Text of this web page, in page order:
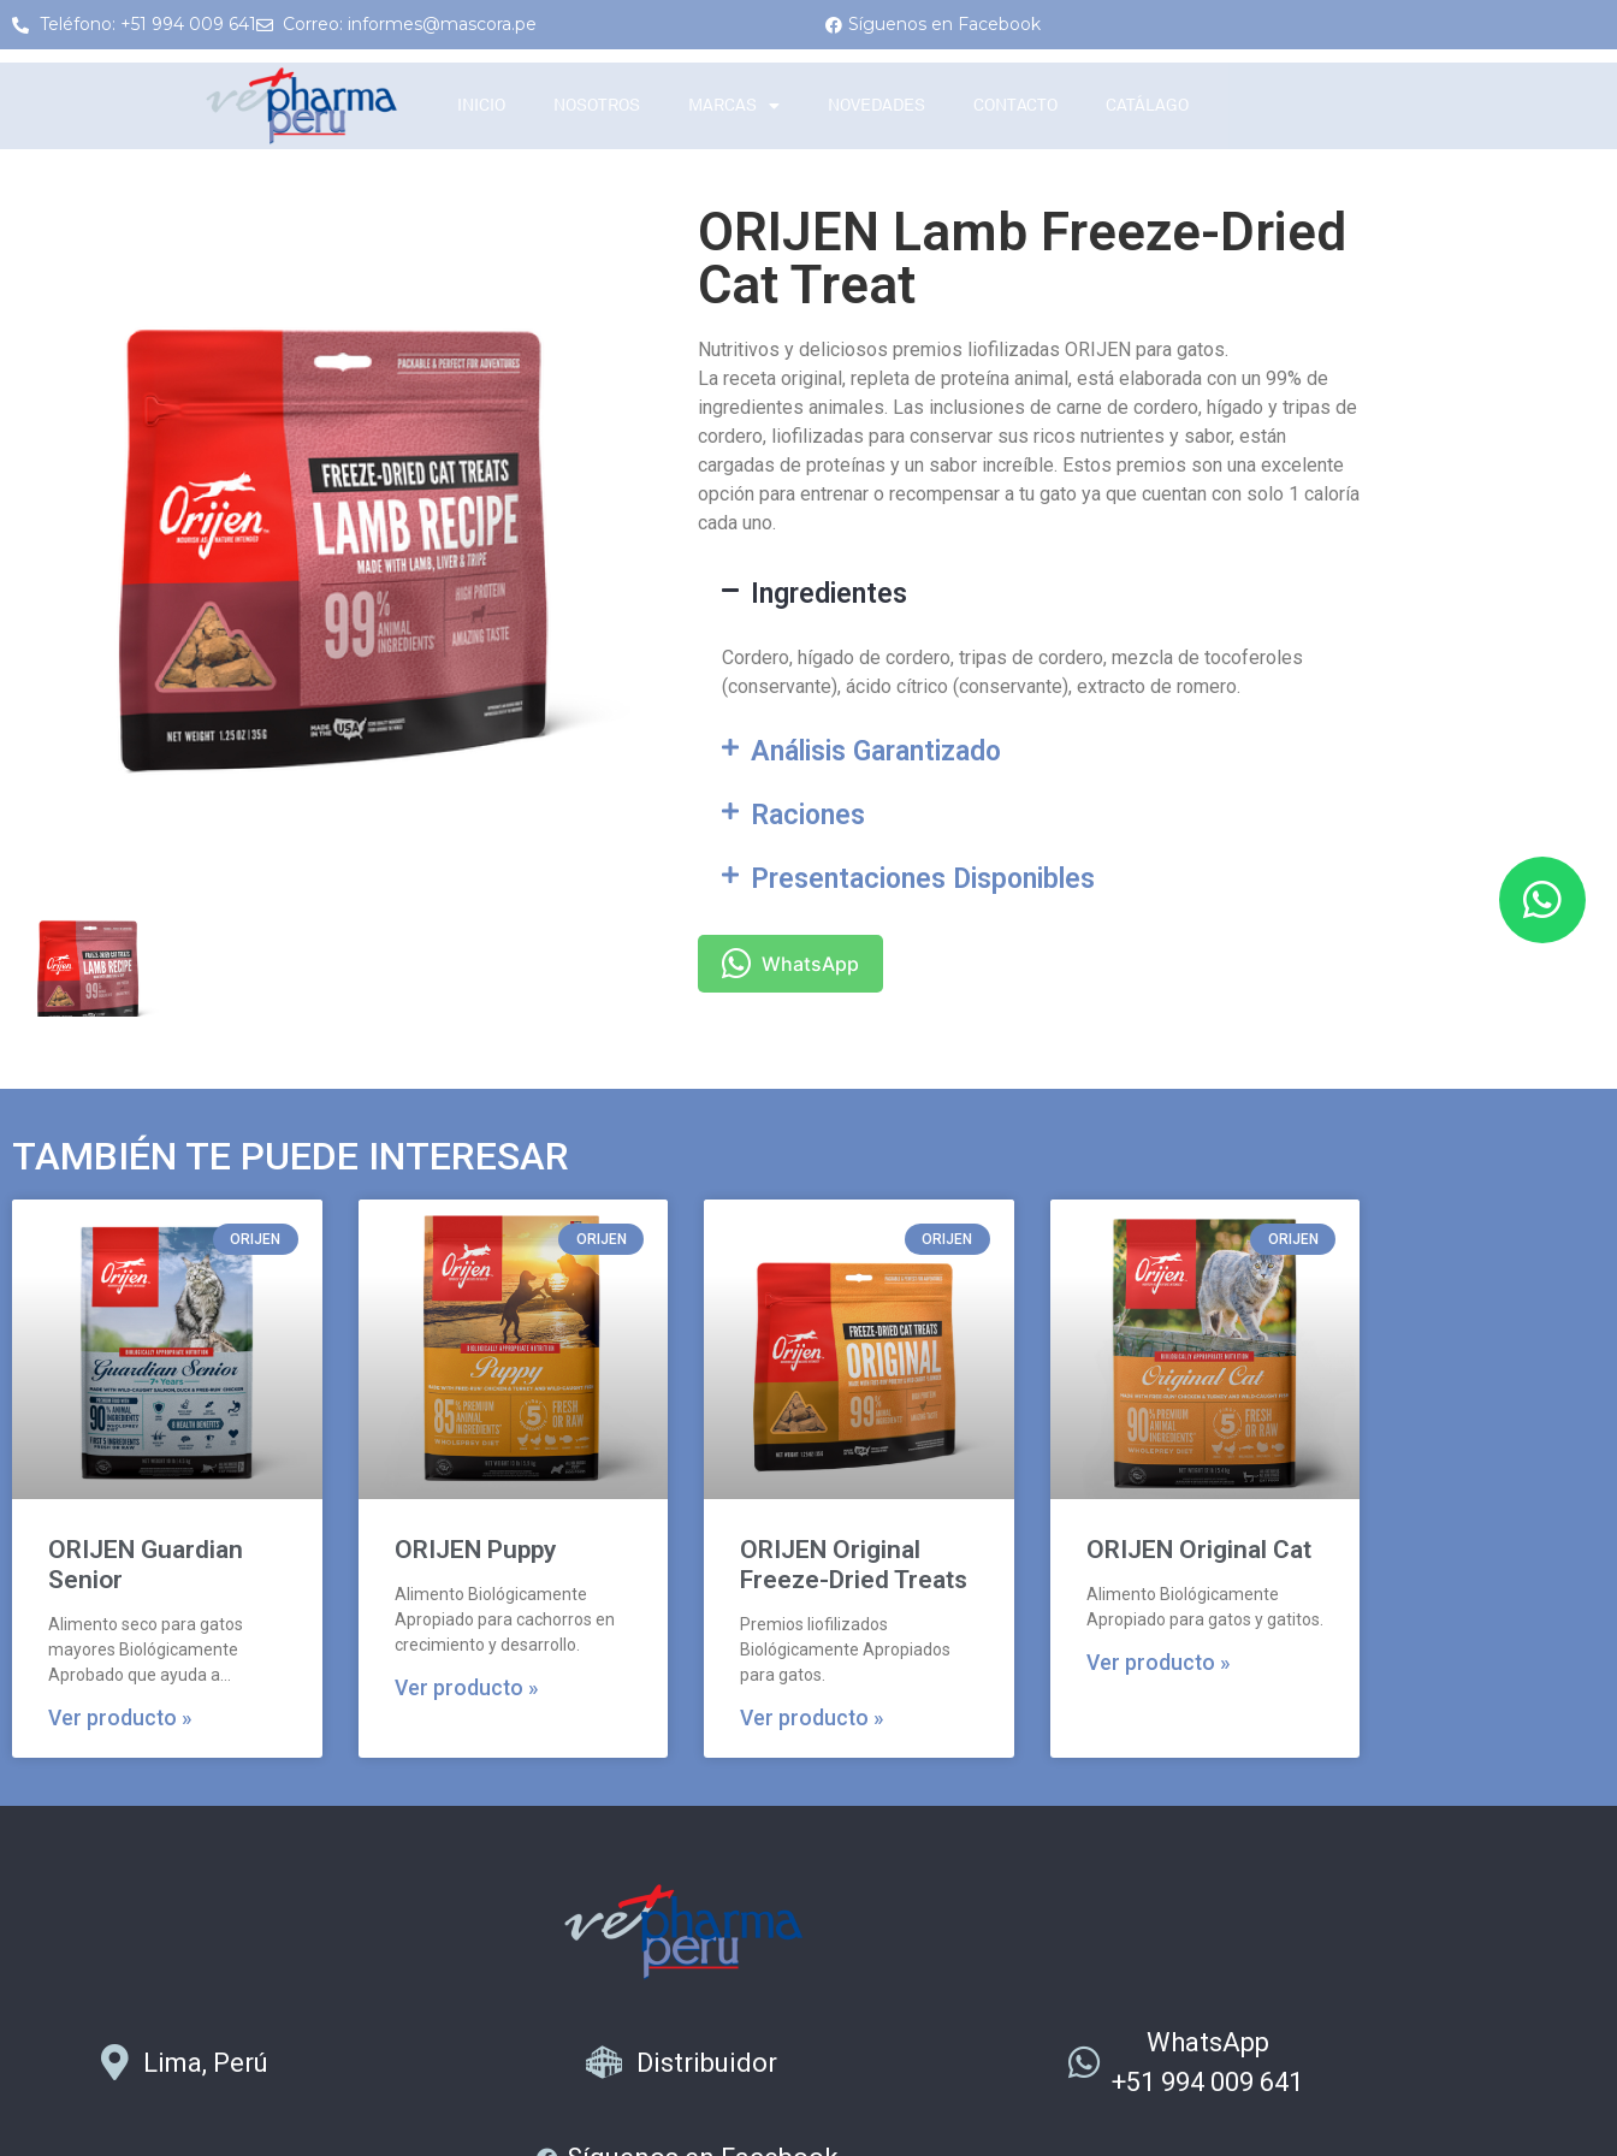
Teléfono: +51 994 009 641 Correo: informes@mascora.pe Síguenos en Facebook
INICIO NOSOTROS MARCAS NOVEDADES CONTACTO CATÁLAGO
ORIJEN Lamb Freeze-Dried
Cat Treat
Nutritivos y deliciosos premios liofilizadas ORIJEN para gatos.
La receta original, repleta de proteína animal, está elaborada con un 99% de
ingredientes animales. Las inclusiones de carne de cordero, hígado y tripas de
cordero, liofilizadas para conservar sus ricos nutrientes y sabor, están
cargadas de proteínas y un sabor increíble. Estos premios son una excelente
opción para entrenar o recompensar a tu gato ya que cuentan con solo 1 caloría
cada uno.
Ingredientes
Cordero, hígado de cordero, tripas de cordero, mezcla de tocoferoles
(conservante), ácido cítrico (conservante), extracto de romero.
Análisis Garantizado
Raciones
Presentaciones Disponibles
WhatsApp
TAMBIÉN TE PUEDE INTERESAR
ORIJEN
ORIJEN Guardian
Senior
Alimento seco para gatos
mayores Biológicamente
Aprobado que ayuda a
Ver producto »
ORIJEN
ORIJEN Puppy
Alimento Biológicamente
Apropiado para cachorros en
crecimiento y desarrollo.
Ver producto »
ORIJEN
ORIJEN Original
Freeze-Dried Treats
Premios liofilizados
Biológicamente Apropiados
para gatos.
Ver producto »
ORIJEN
ORIJEN Original Cat
Alimento Biológicamente
Apropiado para gatos y gatitos.
Ver producto »
Lima, Perú Distribuidor
WhatsApp
+51 994 009 641